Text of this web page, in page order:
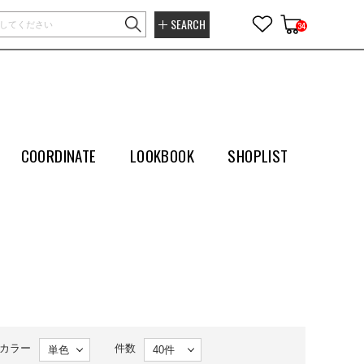
SEARCH 34
COORDINATE LOOKBOOK SHOPLIST
カラー 件数